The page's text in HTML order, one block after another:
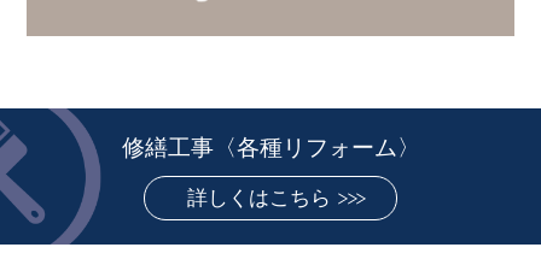
修繕工事〈各種リフォーム〉
詳しくはこちら